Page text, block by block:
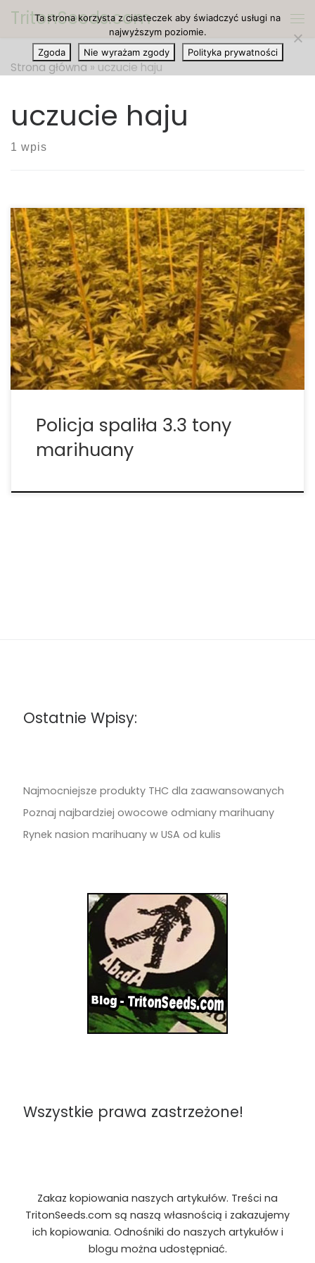
Przejdź do treści
TritonSeeds.com
Strona główna » uczucie haju
uczucie haju
1 wpis
Indonezyjska policja sprawiła, że wszyscy
mieszkańcy w mieście byli na haju (przez
przypadek) po spaleniu stosu 3.3 tonu marihuany
tuż obok swojego biura. Mieszkańcy okolicy West
Jakarta zostali odurzeni oparami, które utworzyły
gigantyczną chmurę, która następnie
rozprzestrzeniła się po okolicy. […]
Policja spaliła 3.3 tony
marihuany
Ostatnie Wpisy:
Najmocniejsze produkty THC dla zaawansowanych
Poznaj najbardziej owocowe odmiany marihuany
Rynek nasion marihuany w USA od kulis
Wszystkie prawa zastrzeżone!
Zakaz kopiowania naszych artykułów. Treści na
TritonSeeds.com są naszą własnością i zakazujemy
ich kopiowania. Odnośniki do naszych artykułów i
blogu można udostępniać.
Ta strona korzysta z ciasteczek aby świadczyć usługi na
najwyższym poziomie.
Zgoda
Nie wyrażam zgody Polityka prywatności